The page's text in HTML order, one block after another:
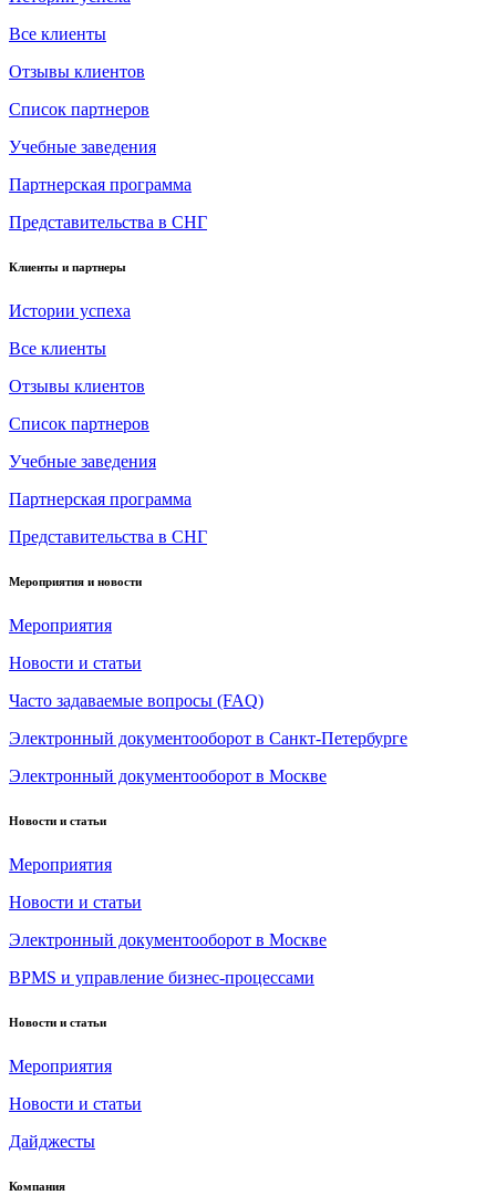
Все клиенты
Отзывы клиентов
Список партнеров
Учебные заведения
Партнерская программа
Представительства в СНГ
Клиенты и партнеры
Истории успеха
Все клиенты
Отзывы клиентов
Список партнеров
Учебные заведения
Партнерская программа
Представительства в СНГ
Мероприятия и новости
Мероприятия
Новости и статьи
Часто задаваемые вопросы (FAQ)
Электронный документооборот в Санкт-Петербурге
Электронный документооборот в Москве
Новости и статьи
Мероприятия
Новости и статьи
Электронный документооборот в Москве
BPMS и управление бизнес-процессами
Новости и статьи
Мероприятия
Новости и статьи
Дайджесты
Компания